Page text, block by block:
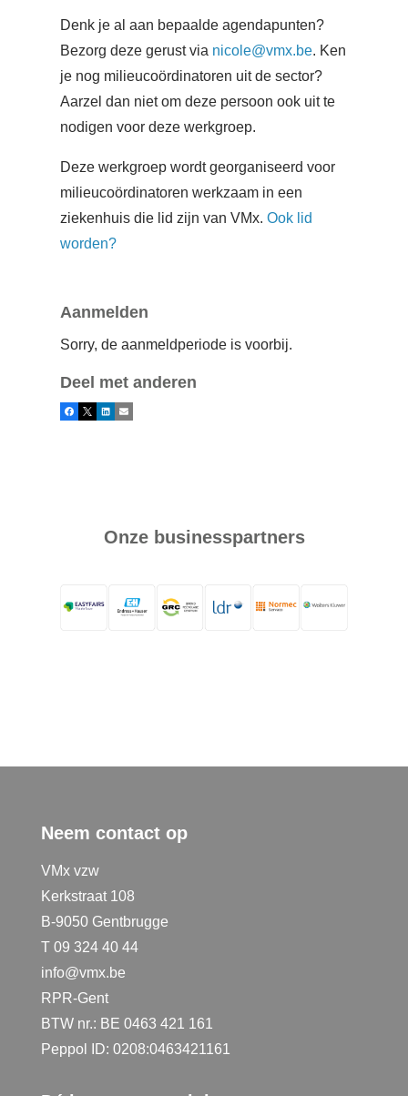
Denk je al aan bepaalde agendapunten?
Bezorg deze gerust via nicole@vmx.be. Ken
je nog milieucoördinatoren uit de sector?
Aarzel dan niet om deze persoon ook uit te
nodigen voor deze werkgroep.
Deze werkgroep wordt georganiseerd voor
milieucoördinatoren werkzaam in een
ziekenhuis die lid zijn van VMx.Ook lid
worden?
Aanmelden
Sorry, de aanmeldperiode is voorbij.
Deel met anderen
Facebook
X LinkedInE-mail
Onze businesspartners
Neem contact op
VMx vzw
Kerkstraat 108
B-9050 Gentbrugge
T 09 324 40 44
info@vmx.be
RPR-Gent
BTW nr.: BE 0463 421 161
Peppol ID: 0208:0463421161